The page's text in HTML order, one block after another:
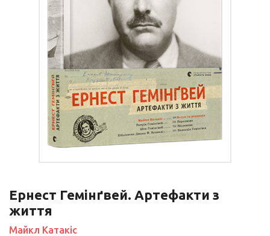
Ернест Гемінґвей. Артефакти з
життя
Майкл Катакіс